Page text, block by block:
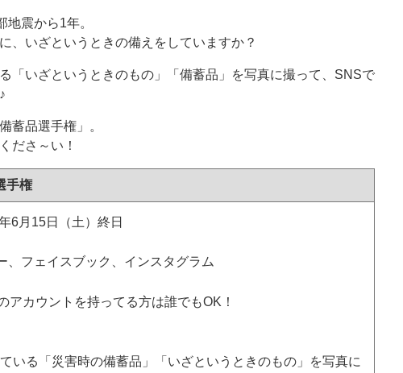
震から1年。
、いざというときの備えをしていますか？
「いざというときのもの」「備蓄品」を写真に撮って、SNSで
蓄品選手権」。
ださ～い！
手権
6月15日（土）終日
フェイスブック、インスタグラム
カウントを持ってる方は誰でもOK！
いる「災害時の備蓄品」「いざというときのもの」を写真に